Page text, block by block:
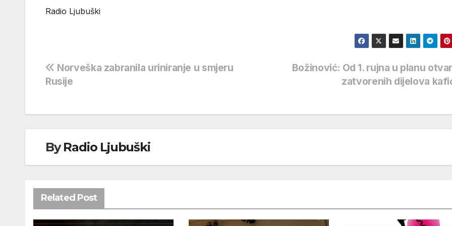
Radio Ljubuški
Navigacija
objava
Božinović: Od 1. rujna u planu
zatvorenih dijelova
Norveška zabranila uriniranje u smjeru
Rusije
ByRadio Ljubuški
Related Post